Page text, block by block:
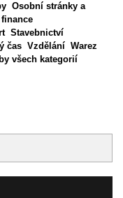
Osobní stránky a
finance
Stavebnictví
čas Vzdělání Warez
všech kategorií